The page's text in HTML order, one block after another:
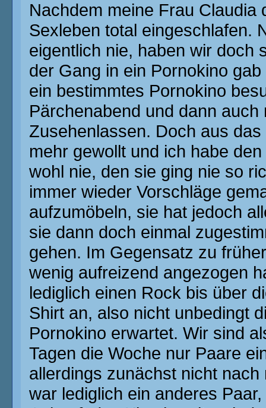
Nachdem meine Frau
Sexleben total eingeschlafen.
eigentlich nie, haben wir doch
der Gang in ein Pornokino
ein bestimmtes Pornokino
Pärchenabend und dann
Zusehenlassen. Doch aus
mehr gewollt und ich habe
wohl nie, den sie ging nie so
immer wieder Vorschläge
aufzumöbeln, sie hat jedoch
sie dann doch einmal
gehen. Im Gegensatz zu
wenig aufreizend angezogen
lediglich einen Rock bis über
Shirt an, also nicht unbedingt
Pornokino erwartet. Wir sind
Tagen die Woche nur Paare
allerdings zunächst nicht
war lediglich ein anderes